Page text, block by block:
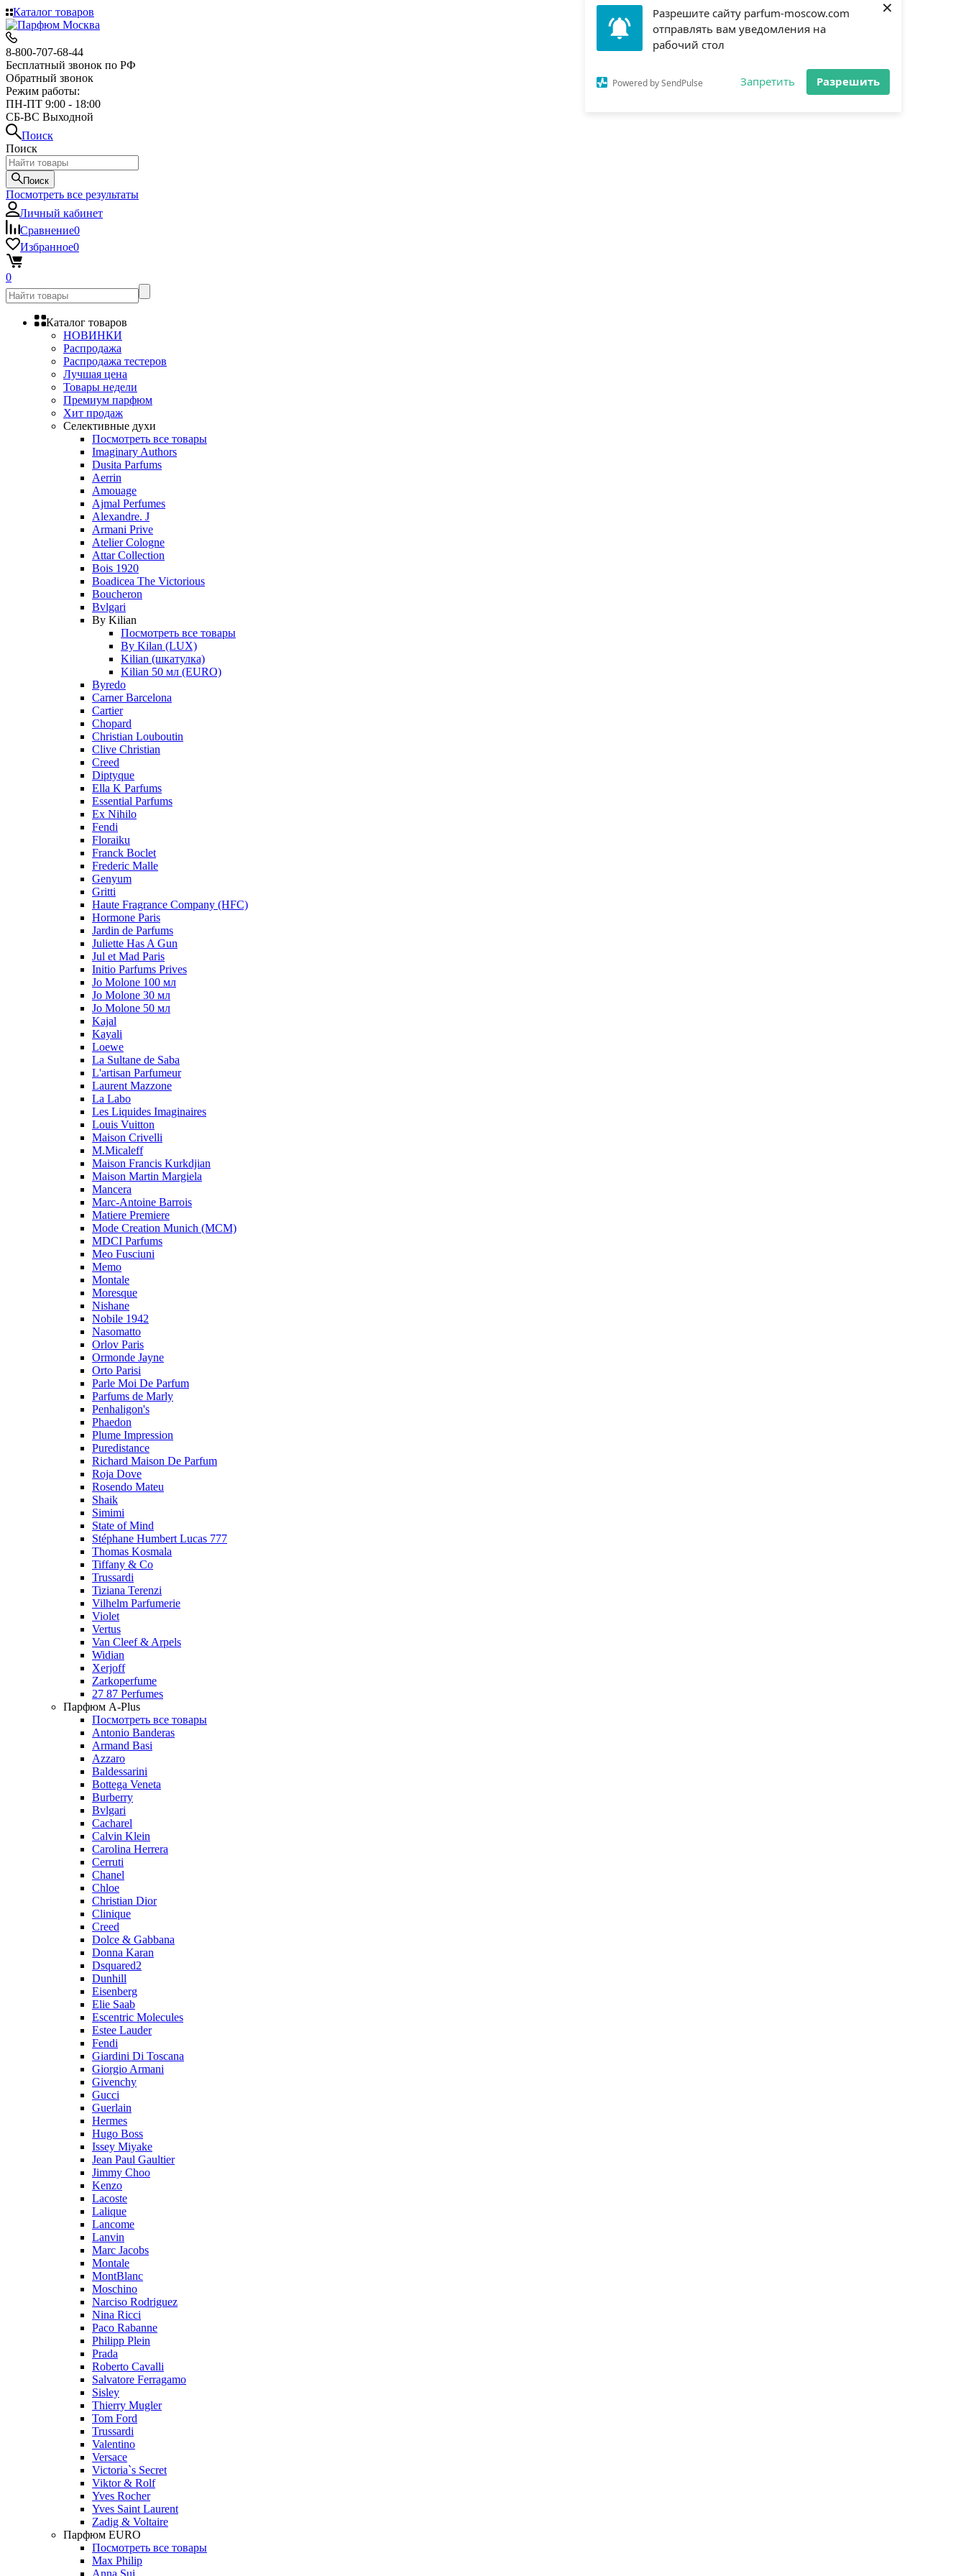
Разрешите сайту parfum-moscow.com
отправлять вам уведомления на
рабочий стол
Powered by SendPulse Запретить Разрешить
×
Каталог товаров
8-800-707-68-44
Бесплатный звонок по РФ
Обратный звонок
Режим работы:
ПН-ПТ 9:00 - 18:00
СБ-ВС Выходной
Поиск
Поиск
Поиск
Посмотреть все результаты
Личный кабинет
Сравнение0
Избранное0
0
Каталог товаров
НОВИНКИ
Распродажа
Распродажа тестеров
Лучшая цена
Товары недели
Премиум парфюм
Хит продаж
Селективные духи
Посмотреть все товары
Imaginary Authors
Dusita Parfums
Aerrin
Amouage
Ajmal Perfumes
Alexandre. J
Armani Prive
Atelier Cologne
Attar Collection
Bois 1920
Boadicea The Victorious
Boucheron
Bvlgari
By Kilian
Посмотреть все товары
By Kilan (LUX)
Kilian (шкатулка)
Kilian 50 мл (EURO)
Byredo
Carner Barcelona
Cartier
Chopard
Christian Louboutin
Clive Christian
Creed
Diptyque
Ella K Parfums
Essential Parfums
Ex Nihilo
Fendi
Floraiku
Franck Boclet
Frederic Malle
Genyum
Gritti
Haute Fragrance Company (HFC)
Hormone Paris
Jardin de Parfums
Juliette Has A Gun
Jul et Mad Paris
Initio Parfums Prives
Jo Molone 100 мл
Jo Molone 30 мл
Jo Molone 50 мл
Kajal
Kayali
Loewe
La Sultane de Saba
L'artisan Parfumeur
Laurent Mazzone
La Labo
Les Liquides Imaginaires
Louis Vuitton
Maison Crivelli
M.Micaleff
Maison Francis Kurkdjian
Maison Martin Margiela
Mancera
Marc-Antoine Barrois
Matiere Premiere
Mode Creation Munich (MCM)
MDCI Parfums
Meo Fusciuni
Memo
Montale
Moresque
Nishane
Nobile 1942
Nasomatto
Orlov Paris
Ormonde Jayne
Orto Parisi
Parle Moi De Parfum
Parfums de Marly
Penhaligon's
Phaedon
Plume Impression
Puredistance
Richard Maison De Parfum
Roja Dove
Rosendo Mateu
Shaik
Simimi
State of Mind
Stéphane Humbert Lucas 777
Thomas Kosmala
Tiffany & Co
Trussardi
Tiziana Terenzi
Vilhelm Parfumerie
Violet
Vertus
Van Cleef & Arpels
Widian
Xerjoff
Zarkoperfume
27 87 Perfumes
Парфюм A-Plus
Посмотреть все товары
Antonio Banderas
Armand Basi
Azzaro
Baldessarini
Bottega Veneta
Burberry
Bvlgari
Cacharel
Calvin Klein
Carolina Herrera
Cerruti
Chanel
Chloe
Christian Dior
Clinique
Creed
Dolce & Gabbana
Donna Karan
Dsquared2
Dunhill
Eisenberg
Elie Saab
Escentric Molecules
Estee Lauder
Fendi
Giardini Di Toscana
Giorgio Armani
Givenchy
Gucci
Guerlain
Hermes
Hugo Boss
Issey Miyake
Jean Paul Gaultier
Jimmy Choo
Kenzo
Lacoste
Lalique
Lancome
Lanvin
Marc Jacobs
Montale
MontBlanc
Moschino
Narciso Rodriguez
Nina Ricci
Paco Rabanne
Philipp Plein
Prada
Roberto Cavalli
Salvatore Ferragamo
Sisley
Thierry Mugler
Tom Ford
Trussardi
Valentino
Versace
Victoria`s Secret
Viktor & Rolf
Yves Rocher
Yves Saint Laurent
Zadig & Voltaire
Парфюм EURO
Посмотреть все товары
Max Philip
Anna Sui